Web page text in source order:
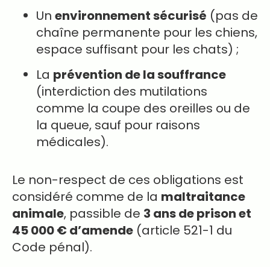
Un environnement sécurisé (pas de
chaîne permanente pour les chiens,
espace suffisant pour les chats) ;
La prévention de la souffrance
(interdiction des mutilations
comme la coupe des oreilles ou de
la queue, sauf pour raisons
médicales).
Le non-respect de ces obligations est
considéré comme de la maltraitance
animale, passible de 3 ans de prison et
45 000 € d’amende (article 521-1 du
Code pénal).